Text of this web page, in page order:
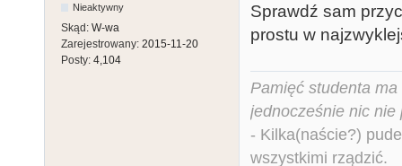
Nieaktywny
Skąd: W-wa
Zarejestrowany: 2015-11-20
Posty: 4,104
Sprawdź sam
prostu w
Pamięć studenta
jednocześnie nic nie
- Kilka(naście?)
wszystkimi rządzić.